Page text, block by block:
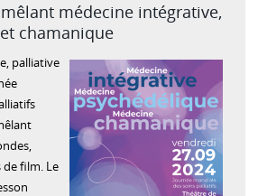
médecine intégrative,
chamanique
palliative
film. Le